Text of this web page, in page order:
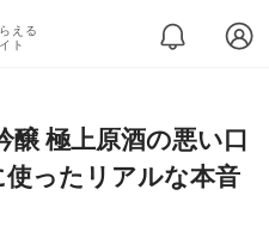
える
ト
醸 極上原酒の悪い口
ったリアルな本音